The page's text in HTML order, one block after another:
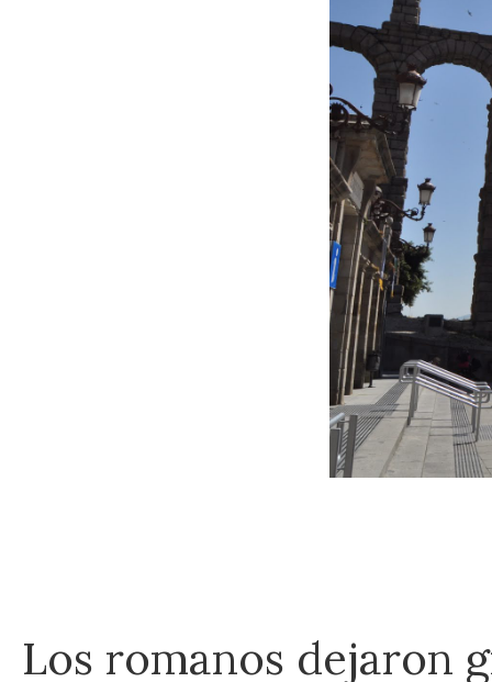
Los romanos dejaron